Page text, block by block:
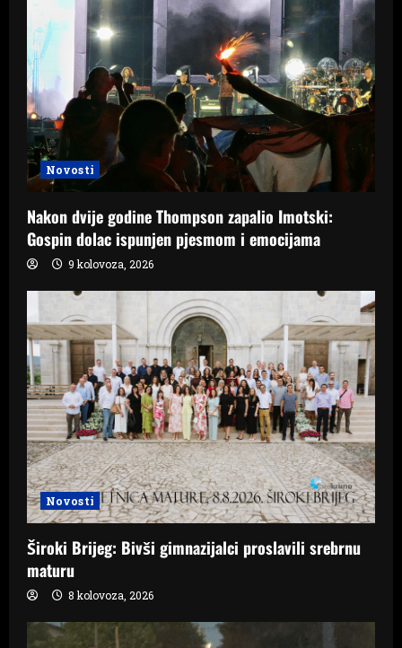
Novosti
Nakon dvije godine Thompson zapalio Imotski:
Gospin dolac ispunjen pjesmom i emocijama
9 kolovoza, 2026
Novosti
Široki Brijeg: Bivši gimnazijalci proslavili srebrnu
maturu
8 kolovoza, 2026